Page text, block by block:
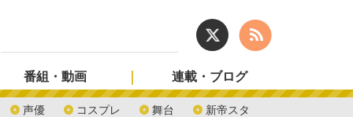
声優 コスプレ 舞台 新帝スタ
番組・動画 連載・ブログ